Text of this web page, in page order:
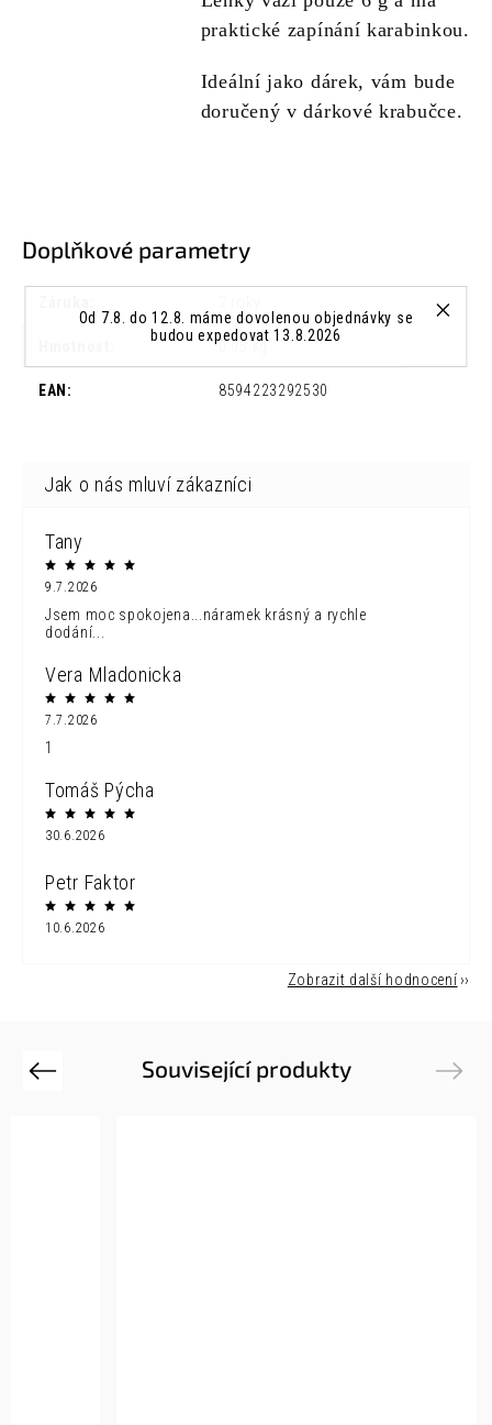
Od 7.8. do 12.8. máme dovolenou objednávky se
budou expedovat 13.8.2026
praktické zapínání karabinkou.
Ideální jako dárek, vám bude
doručený v dárkové krabučce.
Doplňkové parametry
0.05 kg
EAN : 8594223292530
Tany
9.7.2026
Jsem moc spokojena...náramek krásný a rychle
dodání...
Vera Mladonicka
7.7.2026
1
Tomáš Pýcha
30.6.2026
Petr Faktor
10.6.2026
Zobrazit další hodnocení
Související produkty
Previous Next